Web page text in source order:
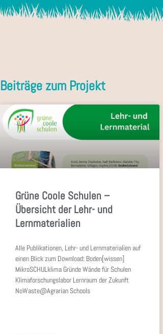
Grüne Coole Schulen –
Übersicht der Lehr- und
Lernmaterialien
Alle Publikationen, Lehr- und Lernmaterialien auf
einen Blick zum Download: Boden[wissen]
MikroSCHULklima Gründe Wände für Schulen
Klimaforschungslabor Lernraum der Zukunft
NoWaste@Agrarian Schools